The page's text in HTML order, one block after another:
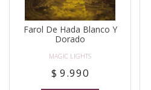
Farol De Hada Blanco Y
Dorado
MAGIC LIGHTS
$ 9.990